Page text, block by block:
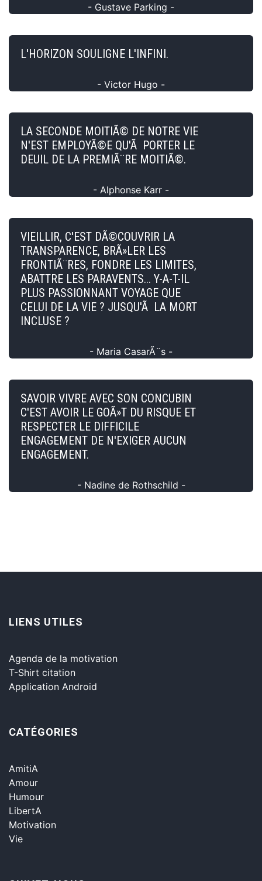
- Gustave Parking -
L'HORIZON SOULIGNE L'INFINI.
- Victor Hugo -
LA SECONDE MOITIÃ© DE NOTRE VIE
N'EST EMPLOYÃ©E QU'Ã PORTER LE
DEUIL DE LA PREMIÃ¨RE MOITIÃ©.
- Alphonse Karr -
VIEILLIR, C'EST DÃ©COUVRIR LA
TRANSPARENCE, BRÃ»LER LES
FRONTIÃ¨RES, FONDRE LES LIMITES,
ABATTRE LES PARAVENTS... Y-A-T-IL
PLUS PASSIONNANT VOYAGE QUE
CELUI DE LA VIE ? JUSQU'Ã LA MORT
INCLUSE ?
- Maria CasarÃ¨s -
SAVOIR VIVRE AVEC SON CONCUBIN
C'EST AVOIR LE GOÃ»T DU RISQUE ET
RESPECTER LE DIFFICILE
ENGAGEMENT DE N'EXIGER AUCUN
ENGAGEMENT.
- Nadine de Rothschild -
LIENS UTILES
Agenda de la motivation
T-Shirt citation
Application Android
CATÉGORIES
AmitiA
Amour
Humour
LibertA
Motivation
Vie